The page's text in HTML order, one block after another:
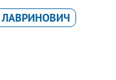
ЛАВРИНОВИЧ